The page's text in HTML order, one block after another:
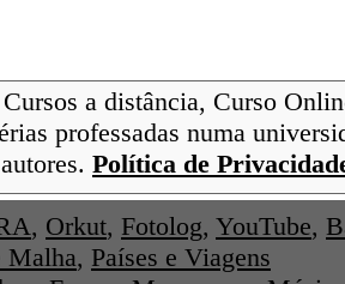
a distância, Curso
professadas numa
Política de
, Orkut, Fotolog, YouTube,
Malha, Países e Viagens